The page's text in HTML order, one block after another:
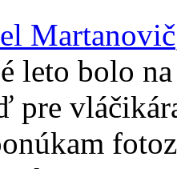
Martanovič
leto bolo
pre